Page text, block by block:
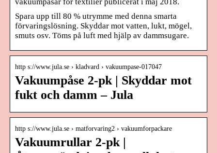
Spara upp till 80 % utrymme med denna smarta
förvaringslösning. Skyddar mot vatten, lukt, mögel,
smuts osv. Töms på luft med hjälp av dammsugare.
http s://www.jula.se › kladvard › vakuumpase-017047
Vakuumpåse 2-pk | Skyddar mot
fukt och damm – Jula
http s://www.jula.se › matforvaring2 › vakuumforpackare
Vakuumrullar 2-pk |